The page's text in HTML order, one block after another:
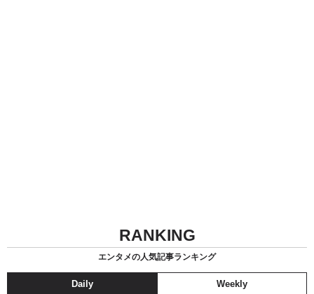
RANKING
エンタメの人気記事ランキング
Daily Weekly